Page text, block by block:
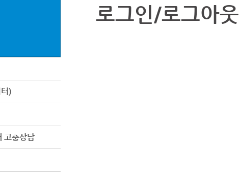
)
고충상담
로그인/로그아웃